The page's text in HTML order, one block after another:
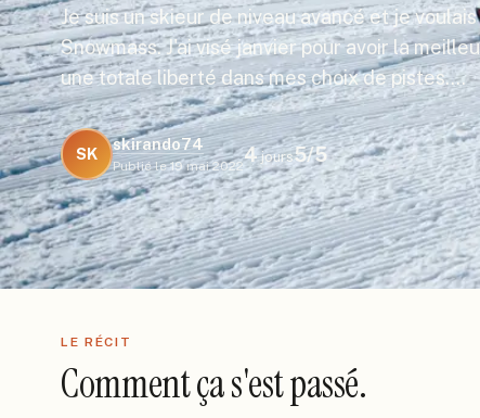
Je suis un skieur de niveau avancé et je
Snowmass. J'ai visé janvier pour avoir la
une totale liberté dans mes choix de pistes.…
SK
skirando74
Publié le 19 mai 2022
4jours5/5
LE RÉCIT
Comment ça s'est passé.